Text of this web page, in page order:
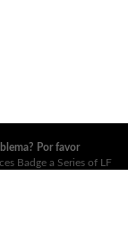
Por favor
Badge a Series of LF